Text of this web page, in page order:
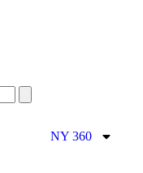
NY 360